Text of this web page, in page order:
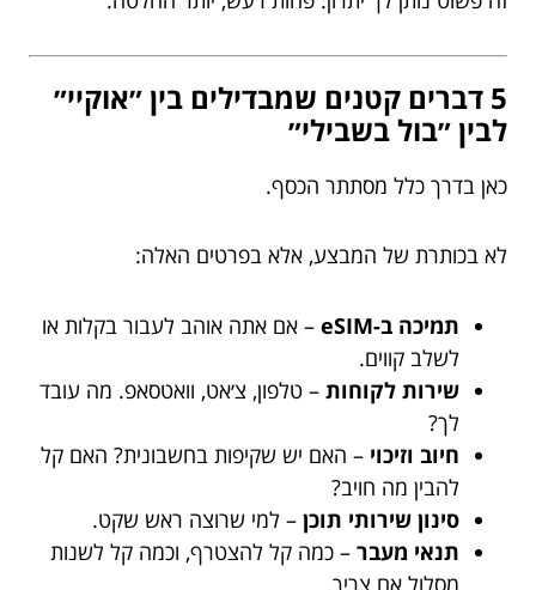
5 דברים קטנים שמבדילים בין ״אוקיי״
לבין ״בול בשבילי״
כאן בדרך כלל מסתתר הכסף.
לא בכותרת של המבצע, אלא בפרטים האלה:
תמיכה ב-eSIM
– אם אתה אוהב לעבור בקלות או
לשלב קווים.
שירות לקוחות – טלפון, צ׳אט, וואטסאפ. מה עובד
לך?
חיוב וזיכוי – האם יש שקיפות בחשבונית? האם קל
להבין מה חויב?
סינון שירותי תוכן – למי שרוצה ראש שקט.
תנאי מעבר – כמה קל להצטרף, וכמה קל לשנות
מסלול אם צריך.